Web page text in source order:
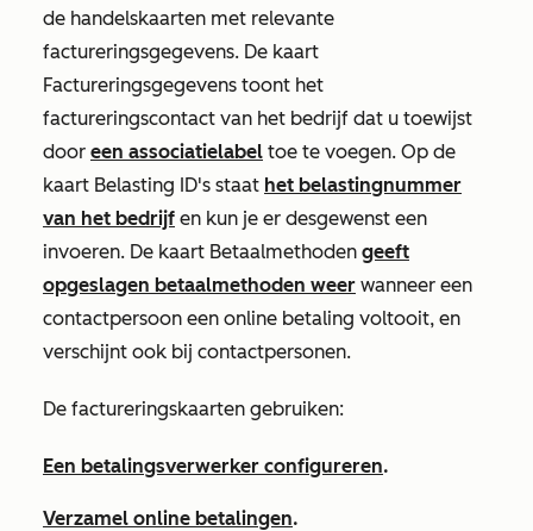
de handelskaarten met relevante
factureringsgegevens. De kaart
Factureringsgegevens toont het
factureringscontact van het bedrijf dat u toewijst
door een associatielabel toe te voegen. Op de
kaart Belasting ID's staat het belastingnummer
van het bedrijf en kun je er desgewenst een
invoeren. De kaart Betaalmethoden geeft
opgeslagen betaalmethoden weer wanneer een
contactpersoon een online betaling voltooit, en
verschijnt ook bij contactpersonen.
De factureringskaarten gebruiken:
Een betalingsverwerker configureren.
Verzamel online betalingen.